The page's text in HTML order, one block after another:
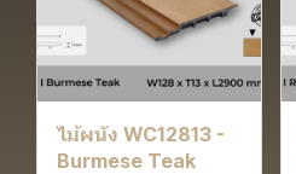
ไม้ผนัง WC12813 -
Burmese Teak